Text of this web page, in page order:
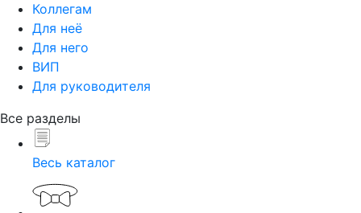
Коллегам
Для неё
Для него
ВИП
Для руководителя
Все разделы
Весь каталог